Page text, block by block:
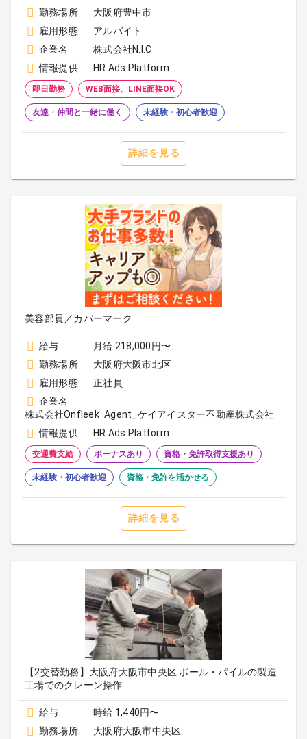
勤務場所
大阪府豊中市
雇用形態
アルバイト
企業名
株式会社N.I.C
情報提供
HR Ads Platform
即日勤務 WEB面接、LINE面接OK
友達・仲間と一緒に働く 未経験・初心者歓迎
詳細を見る
美容部員／カバーマーク
給与
月給 218,000円〜
勤務場所
大阪府大阪市北区
雇用形態
正社員
企業名
株式会社Onfleek Agent_ケイアイスター不動産株式会社
情報提供
HR Ads Platform
交通費支給 ボーナスあり 資格・免許取得支援あり
未経験・初心者歓迎 資格・免許を活かせる
詳細を見る
【2交替勤務】大阪府大阪市中央区 ポール・パイルの製造
工場でのクレーン操作
給与
時給 1,440円〜
勤務場所
大阪府大阪市中央区